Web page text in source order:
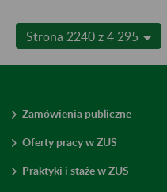
Strona 2240 z 4 295
Zamówienia publiczne
Oferty pracy w ZUS
Praktyki i staże w ZUS